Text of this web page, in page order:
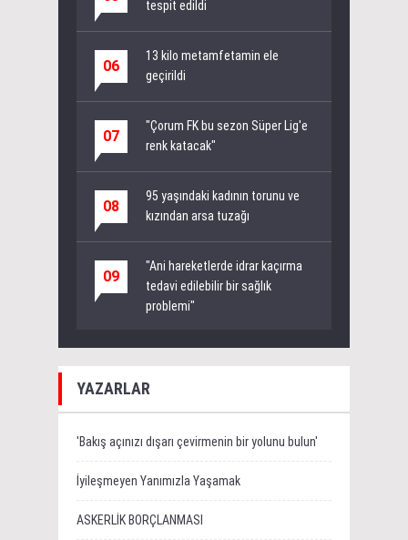
tespit edildi
06
13 kilo metamfetamin ele
geçirildi
07
"Çorum FK bu sezon Süper Lig'e
renk katacak"
08
95 yaşındaki kadının torunu ve
kızından arsa tuzağı
09
"Ani hareketlerde idrar kaçırma
tedavi edilebilir bir sağlık
problemi"
YAZARLAR
'Bakış açınızı dışarı çevirmenin bir yolunu bulun'
İyileşmeyen Yanımızla Yaşamak
ASKERLİK BORÇLANMASI